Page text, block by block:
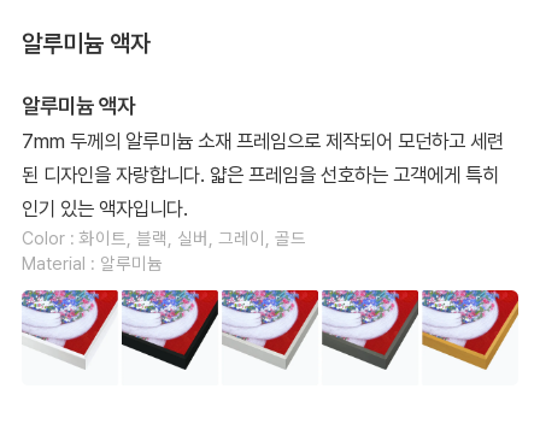
알루미늄 액자
알루미늄 액자
7mm 두께의 알루미늄 소재 프레임으로 제작되어 모던하고 세련
된 디자인을 자랑합니다. 얇은 프레임을 선호하는 고객에게 특히
인기 있는 액자입니다.
Color : 화이트, 블랙, 실버, 그레이, 골드
Material : 알루미늄